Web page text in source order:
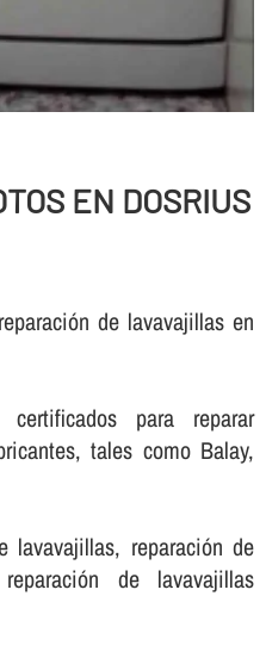
EN DOSRIUS
de lavavajillas en
para reparar
tales como Balay,
lavavajillas, reparación de
de lavavajillas